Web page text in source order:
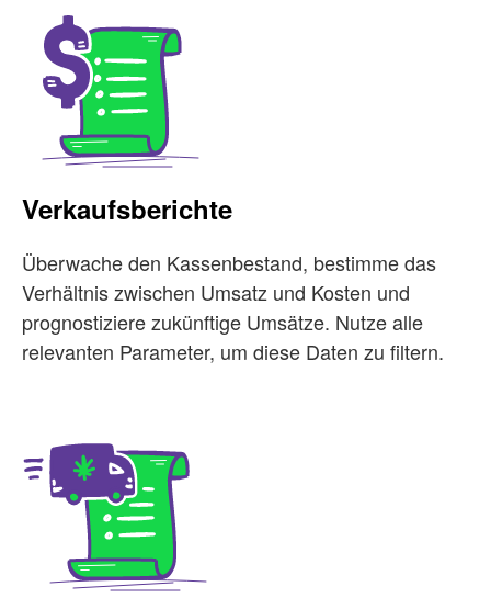
Verkaufsberichte
Überwache den Kassenbestand, bestimme das
Verhältnis zwischen Umsatz und Kosten und
prognostiziere zukünftige Umsätze. Nutze alle
relevanten Parameter, um diese Daten zu filtern.